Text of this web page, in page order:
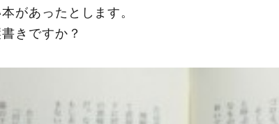
があったとします。
きですか？